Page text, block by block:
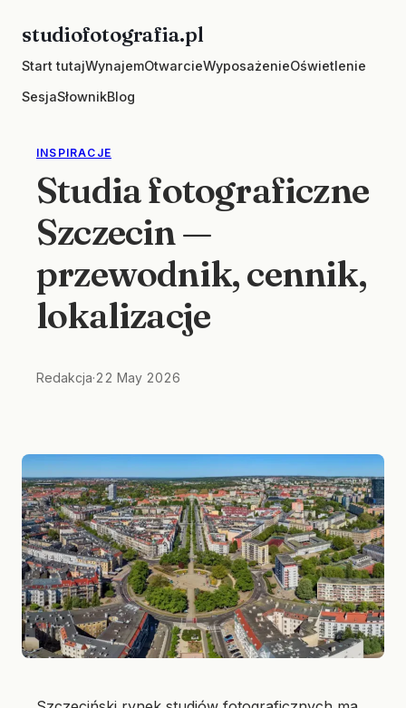
content
studiofotografia.pl
Start tutajWynajemOtwarcieWyposażenieOświetlenie
SesjaSłownikBlog
INSPIRACJE
Studia fotograficzne
Szczecin —
przewodnik, cennik,
lokalizacje
Redakcja·22 May 2026